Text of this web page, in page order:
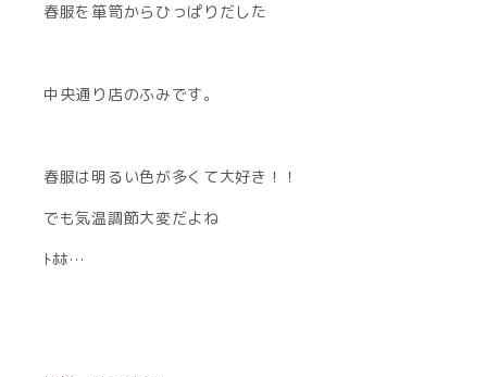
春服を箪笥からひっぱりだした
中央通り店のふみです。
春服は明るい色が多くて大好き！！
でも気温調節大変だよね
ﾄﾎﾎ…